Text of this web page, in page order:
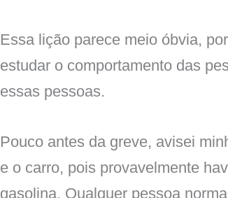
Essa lição parece meio óbvia,
estudar o comportamento das
essas pessoas.
Pouco antes da greve, avisei
e o carro, pois provavelmente
gasolina. Qualquer pessoa